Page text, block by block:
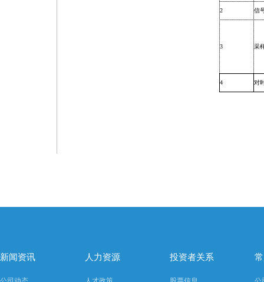
2 信
3 采
4 对
新闻资讯 人力资源 投资者关系